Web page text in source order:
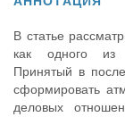
В статье
как одного из
Принятый в
сформировать
деловых